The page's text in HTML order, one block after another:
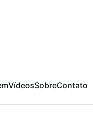
VídeosSobreContato